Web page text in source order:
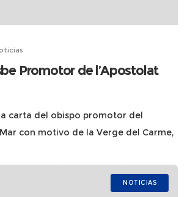
Promotor de l’Apostolat
carta del obispo promotor del
con motivo de la Verge del Carme,
del
NOTICIAS